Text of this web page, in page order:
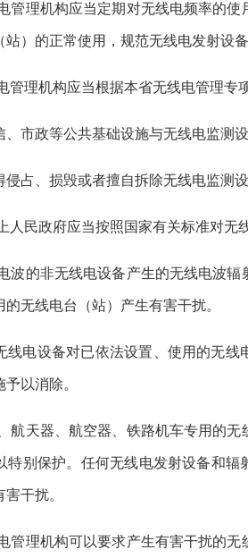
管理机构应当定期对无线电频率的
站）的正常使用，规范无线电发射设
管理机构应当根据本省无线电管理专
、市政等公共基础设施与无线电监测
侵占、损毁或者擅自拆除无线电监测
人民政府应当按照国家有关标准对无
波的非无线电设备产生的无线电波
无线电台（站）产生有害干扰。
线电设备对已依法设置、使用的无
以消除。
航天器、航空器、铁路机车专用的
特别保护。任何无线电发射设备和
干扰。
管理机构可以要求产生有害干扰的